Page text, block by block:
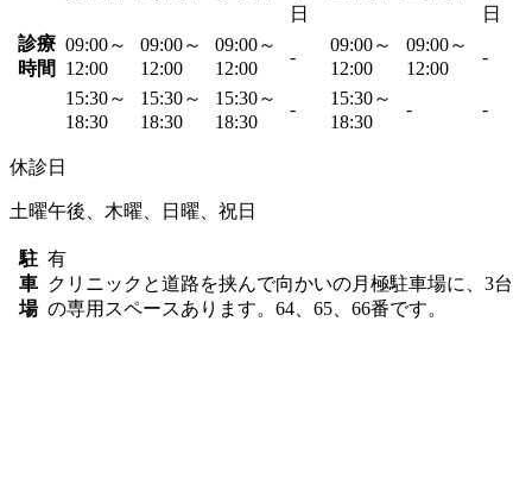
日
日
診療
時間
09:00～
12:00
09:00～
12:00
09:00～
12:00
-
09:00～
12:00
09:00～
12:00
-
15:30～
18:30
15:30～
18:30
15:30～
18:30
-
15:30～
18:30
- -
休診日
土曜午後、木曜、日曜、祝日
駐
車
場
有
クリニックと道路を挟んで向かいの月極駐車場に、3台
の専用スペースあります。64、65、66番です。